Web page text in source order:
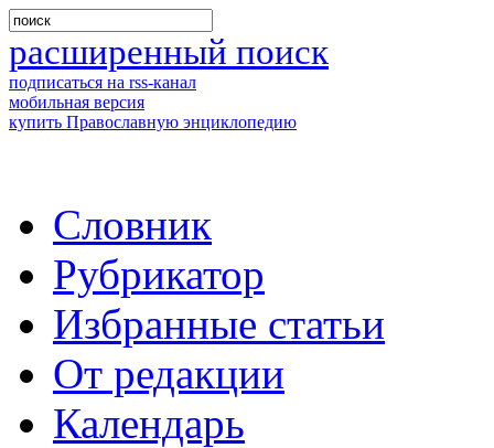
расширенный поиск
подписаться на rss-канал
мобильная версия
купить Православную энциклопедию
Словник
Рубрикатор
Избранные статьи
От редакции
Календарь